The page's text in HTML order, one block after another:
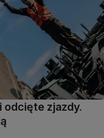
odcięte zjazdy.